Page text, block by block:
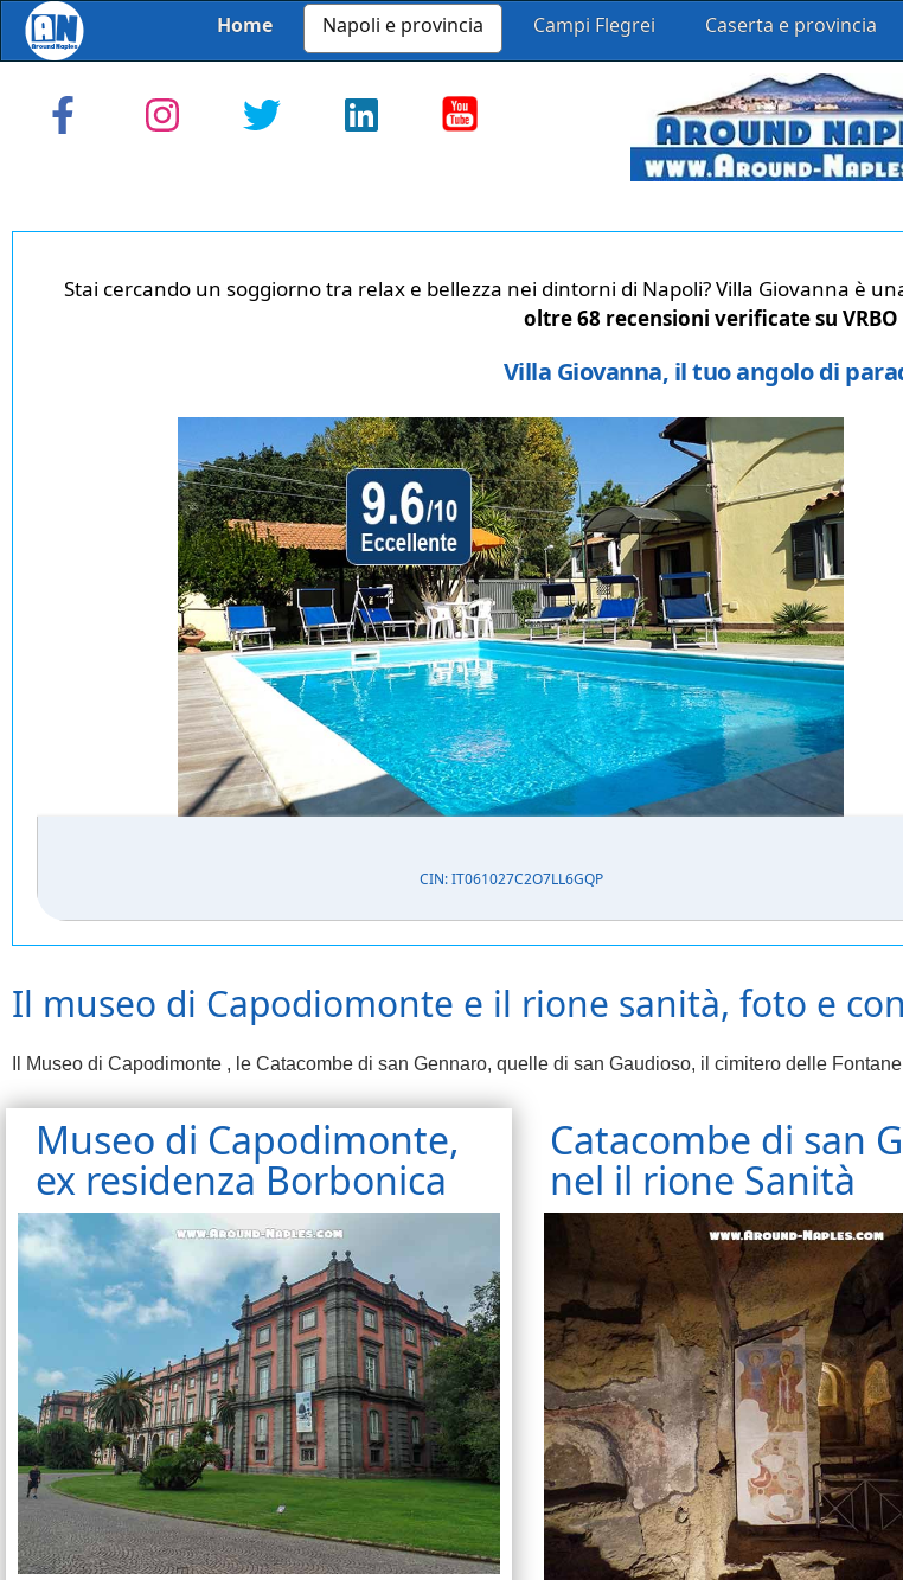
Home Napoli e provincia Campi Flegrei Caserta e provincia
Stai cercando un soggiorno tra relax e bellezza nei dintorni di Napoli? Villa Giovanna è
oltre 68 recensioni verificate su
Villa Giovanna, il tuo angolo di
CIN: IT061027C2O7LL6GQP
Il museo di Capodiomonte e il rione sanità, foto e
Il Museo di Capodimonte , le Catacombe di san Gennaro, quelle di san Gaudioso, il cimitero delle
Museo di Capodimonte,
ex residenza Borbonica
Catacombe di san
nel il rione Sanità